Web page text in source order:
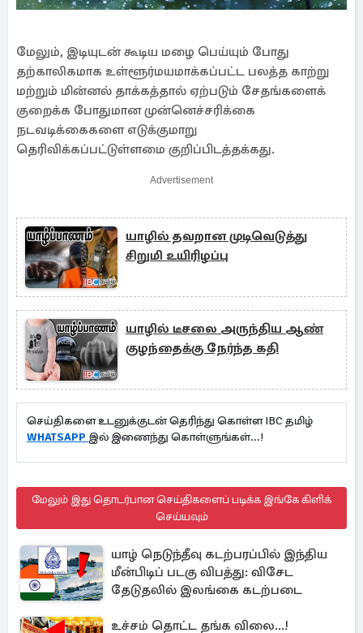
மேலும், இடியுடன் கூடிய மழை பெய்யும் போது
தற்காலிகமாக உள்ளூர்மயமாக்கப்பட்ட பலத்த காற்று
மற்றும் மின்னல் தாக்கத்தால் ஏற்படும் சேதங்களைக்
குறைக்க போதுமான முன்னெச்சரிக்கை
நடவடிக்கைகளை எடுக்குமாறு
தெரிவிக்கப்பட்டுள்ளமை குறிப்பிடத்தக்கது.
Advertisement
யாழில் தவறான முடிவெடுத்து
சிறுமி உயிரிழப்பு
யாழில் டீசலை அருந்திய ஆண்
குழந்தைக்கு நேர்ந்த கதி
செய்திகளை உடனுக்குடன் தெரிந்து கொள்ள IBC தமிழ்
WHATSAPP இல் இணைந்து கொள்ளுங்கள்...!
மேலும் இது தொடர்பான செய்திகளைப் படிக்க இங்கே கிளிக்
செய்யவும்
யாழ் நெடுந்தீவு கடற்பரப்பில் இந்திய
மீன்பிடிப் படகு விபத்து: விசேட
தேடுதலில் இலங்கை கடற்படை
உச்சம் தொட்ட தங்க விலை...!